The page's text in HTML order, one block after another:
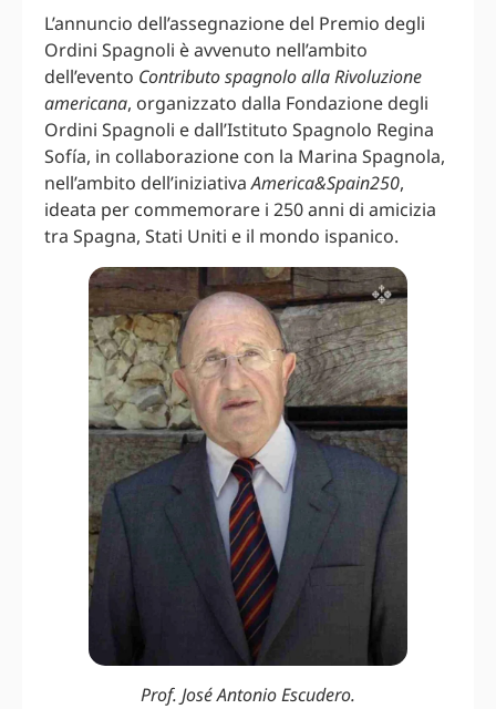
L’annuncio dell’assegnazione del Premio degli
Ordini Spagnoli è avvenuto nell’ambito
dell’evento Contributo spagnolo alla Rivoluzione
americana, organizzato dalla Fondazione degli
Ordini Spagnoli e dall’Istituto Spagnolo Regina
Sofía, in collaborazione con la Marina Spagnola,
nell’ambito dell’iniziativaAmerica&Spain250,
ideata per commemorare i 250 anni di amicizia
tra Spagna, Stati Uniti e il mondo ispanico.
Prof. José Antonio Escudero.